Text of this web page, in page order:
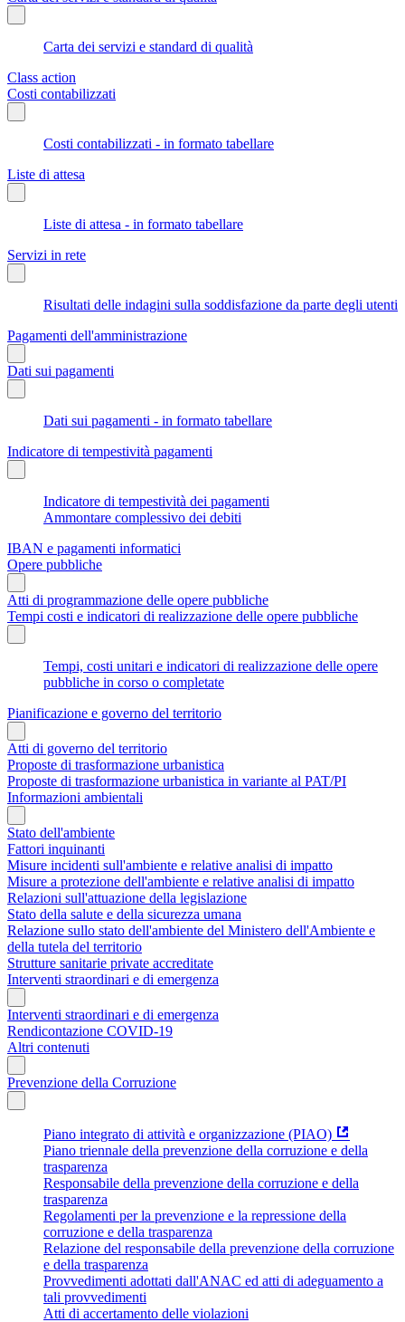
Carta dei servizi e standard di qualità
Class action
Costi contabilizzati
Costi contabilizzati - in formato tabellare
Liste di attesa
Liste di attesa - in formato tabellare
Servizi in rete
Risultati delle indagini sulla soddisfazione da parte degli utenti
Pagamenti dell'amministrazione
Dati sui pagamenti
Dati sui pagamenti - in formato tabellare
Indicatore di tempestività pagamenti
Indicatore di tempestività dei pagamenti
Ammontare complessivo dei debiti
IBAN e pagamenti informatici
Opere pubbliche
Atti di programmazione delle opere pubbliche
Tempi costi e indicatori di realizzazione delle opere pubbliche
Tempi, costi unitari e indicatori di realizzazione delle opere
pubbliche in corso o completate
Pianificazione e governo del territorio
Atti di governo del territorio
Proposte di trasformazione urbanistica
Proposte di trasformazione urbanistica in variante al PAT/PI
Informazioni ambientali
Stato dell'ambiente
Fattori inquinanti
Misure incidenti sull'ambiente e relative analisi di impatto
Misure a protezione dell'ambiente e relative analisi di impatto
Relazioni sull'attuazione della legislazione
Stato della salute e della sicurezza umana
Relazione sullo stato dell'ambiente del Ministero dell'Ambiente e
della tutela del territorio
Strutture sanitarie private accreditate
Interventi straordinari e di emergenza
Interventi straordinari e di emergenza
Rendicontazione COVID-19
Altri contenuti
Prevenzione della Corruzione
Piano integrato di attività e organizzazione (PIAO)
Piano triennale della prevenzione della corruzione e della
trasparenza
Responsabile della prevenzione della corruzione e della
trasparenza
Regolamenti per la prevenzione e la repressione della
corruzione e della trasparenza
Relazione del responsabile della prevenzione della corruzione
e della trasparenza
Provvedimenti adottati dall'ANAC ed atti di adeguamento a
tali provvedimenti
Atti di accertamento delle violazioni